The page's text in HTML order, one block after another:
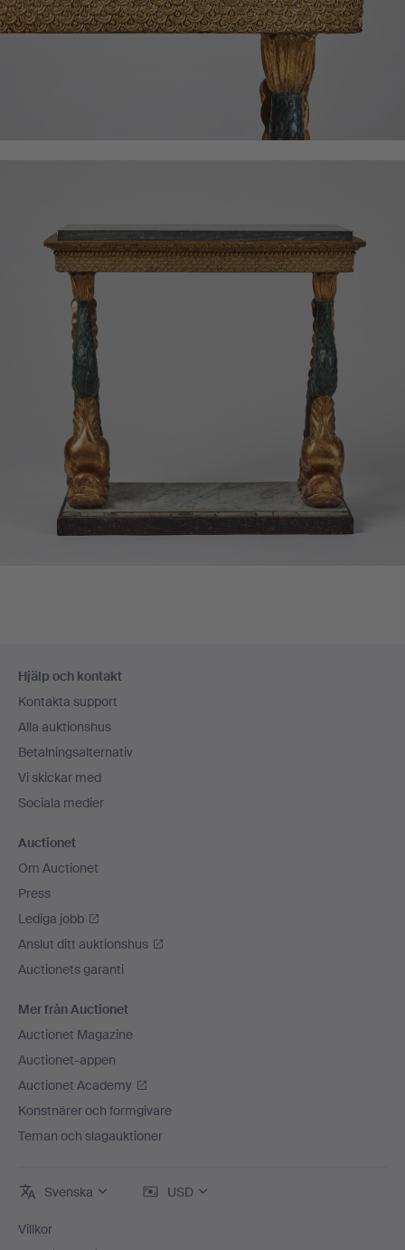
Hjälp och kontakt
Kontakta support
Alla auktionshus
Betalningsalternativ
Vi skickar med
Sociala medier
Auctionet
Om Auctionet
Press
Lediga jobb
Anslut ditt auktionshus
Auctionets garanti
Mer från Auctionet
Auctionet Magazine
Auctionet-appen
Auctionet Academy
Konstnärer och formgivare
Teman och slagauktioner
Svenska USD
Villkor